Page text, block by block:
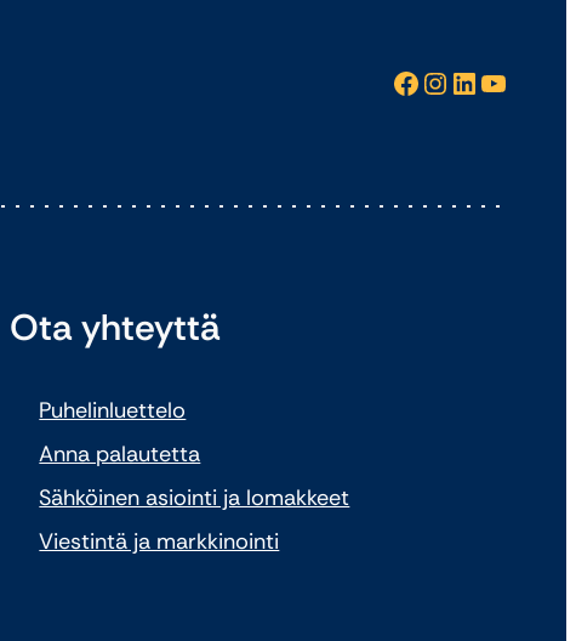
Facebook InstagramLinkedIn YouTube
Ota yhteyttä
Puhelinluettelo
Anna palautetta
Sähköinen asiointi ja lomakkeet
Viestintä ja markkinointi